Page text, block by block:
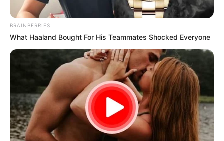
Neben der praktischen Seite hat der
selbstgemachte Luftballon auch eine
emotionale Komponente für mich. Er erinnert
mich daran, dass es die kleinen Dinge sind, die
den Unterschied machen können, besonders
während der hektischen Feiertage. Ein
einfacher Luftballon kann eine Atmosphäre der
Frische und Sauberkeit schaffen und
gleichzeitig Erinnerungen an vergangene Feste
und die Freude am Teilen und Geben wecken.
BRAINBERRIES
What Haaland Bought For His Teammates Shocked Everyone